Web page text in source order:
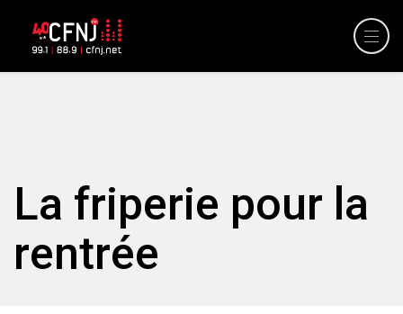
La friperie pour la
rentrée